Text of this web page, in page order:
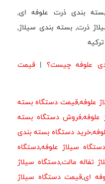
بندی ذرت علوفه ای,
ذرت, بسته بندی سیلاژ,
علوفه چیست؟ | قیمت
علوفه,قیمت دستگاه بسته
,فروش دستگاه بسته
,خرید دستگاه بسته بندی
دستگاه سیلاژ علوفه,دستگاه
تفاله مالت,دستگاه سیلاژ
ای,قیمت دستگاه سیلاژ